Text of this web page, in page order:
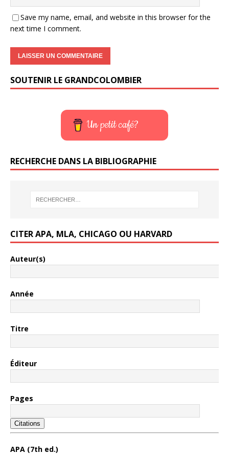
Save my name, email, and website in this browser for the
next time I comment.
SOUTENIR LE GRANDCOLOMBIER
Un petit café?
RECHERCHE DANS LA BIBLIOGRAPHIE
CITER APA, MLA, CHICAGO OU HARVARD
Auteur(s)
Année
Titre
Éditeur
Pages
Citations
APA (7th ed.)